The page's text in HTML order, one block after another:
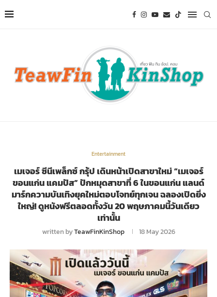
Entertainment
เมเจอร์ ซีนีเพล็กซ์ กรุ้ป เดินหน้าเปิดสาขาใหม่ “เมเจอร์
ขอนแก่น แคมปัส” ปักหมุดสาขาที่ 6 ในขอนแก่น แลนด์
มาร์กความบันเทิงยุคใหม่ตอบโจทย์ทุกเจน ฉลองเปิดยิ่ง
ใหญ่! ดูหนังฟรีตลอดทั้งวัน 20 พฤษภาคมนี้วันเดียว
เท่านั้น
written byTeawFinKinShop 18 May 2026